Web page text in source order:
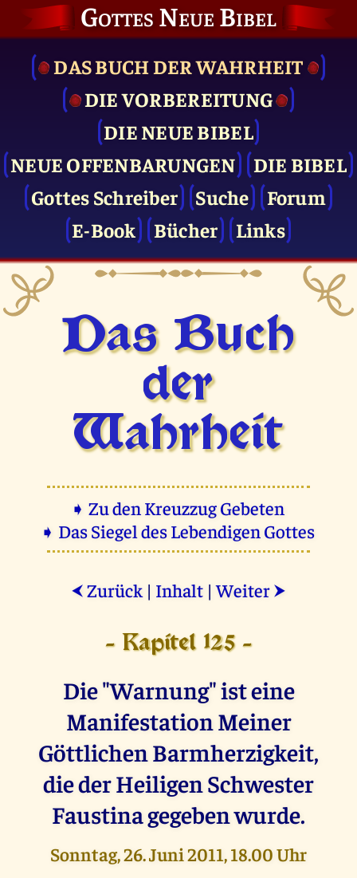
Gottes Neue Bibel
DAS BUCH DER WAHRHEIT
DIE VOR­BEREITUNG
DIE NEUE BIBEL
NEUE OFFENBARUNGEN
DIE BIBEL
Gottes Schreiber
Suche
Forum
E-Book
Bücher Links
Das Buch
der
Wahrheit
➧ Zu den Kreuzzug Gebeten
➧ Das Siegel des Lebendigen Gottes
⮜ Zurück | Inhalt |Weiter ⮞
- Kapitel 125 -
Die "Warnung" ist eine
Manifestation Meiner
Göttlichen Barmherzigkeit,
die der Heiligen Schwester
Faustina gegeben wurde.
Sonntag, 26. Juni 2011, 18.00 Uhr